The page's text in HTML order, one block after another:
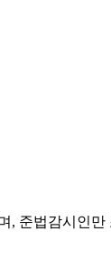
준법감시인